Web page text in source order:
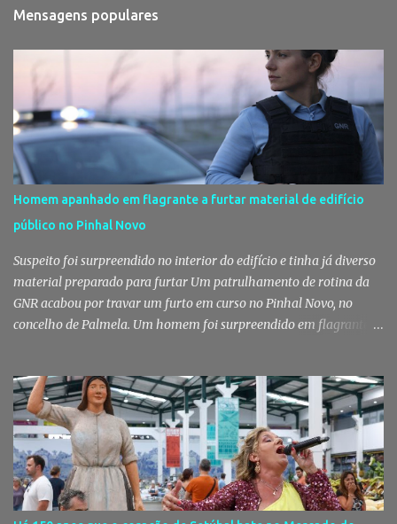
Mensagens populares
Homem apanhado em flagrante a furtar material de edifício
público no Pinhal Novo
Suspeito foi surpreendido no interior do edifício e tinha já diverso
material preparado para furtar Um patrulhamento de rotina da
GNR acabou por travar um furto em curso no Pinhal Novo, no
concelho de Palmela. Um homem foi surpreendido em flagrante
militares da Guarda. Patrulhamento da GNR termina com
detenção por furto A detenção ocorreu no dia 4 de Agosto, - mas
divulgada só nesta quinta-feira - numa ação desenvolvida pelo
Posto Territorial de Pinhal Novo. Segundo a GNR, "no âmbito de
uma ação de patrulhamento, os militares da Guarda detetaram
uma viatura estacionada num local referenciado pela prática de
furtos e pelo consumo de estupefacientes", circunstância que